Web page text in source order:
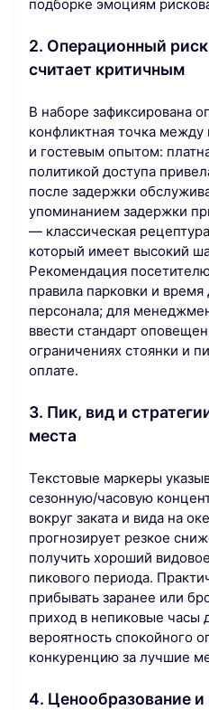
подборке эмоциям
2. Операционный
считает критичным
В наборе зафиксирована
конфликтная точка между
и гостевым опытом:
политикой доступа
после задержки
упоминанием задержки
— классическая
который имеет высокий
Рекомендация
правила парковки и
персонала; для
ввести стандарт
ограничениях стоянки и
оплате.
3. Пик, вид и
места
Текстовые маркеры
сезонную/часовую
вокруг заката и вида на
прогнозирует резкое
получить хороший
пикового периода.
прибывать заранее или
приход в непиковые часы
вероятность спокойного
конкуренцию за лучшие
4. Ценообразование и